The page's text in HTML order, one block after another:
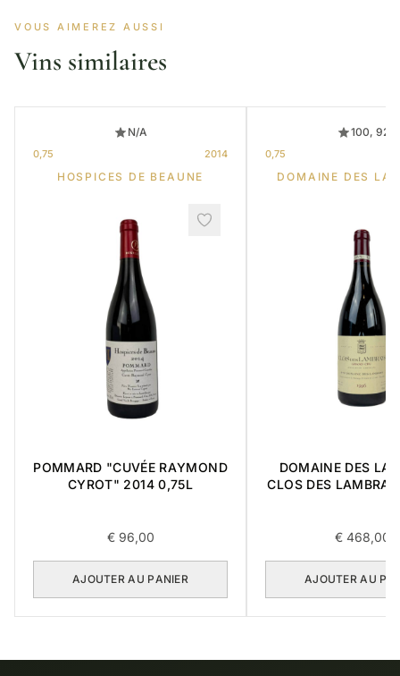
VOUS AIMEREZ AUSSI
Vins similaires
N/A
0,75 2014
HOSPICES DE BEAUNE
POMMARD "CUVÉE RAYMOND
CYROT" 2014 0,75L
€96,00
AJOUTER AU PANIER
100, 92
0,75
DOMAINE DES
DOMAINE DES
CLOS DES
€ 468,00
AJOUTER AU